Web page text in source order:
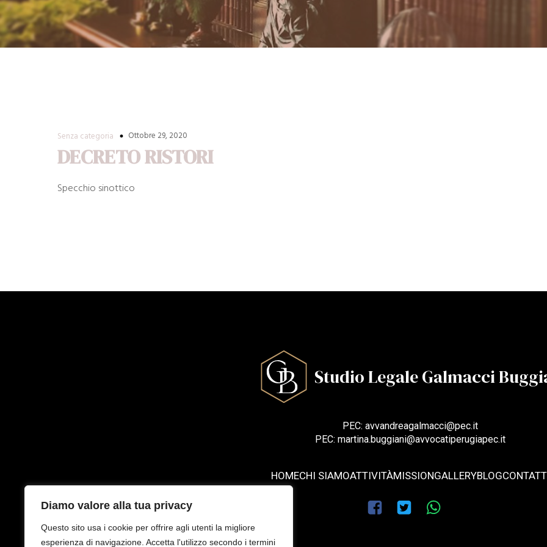
Diamo valore alla tua privacy
Questo sito usa i cookie per offrire agli utenti la migliore
esperienza di navigazione. Accetta l'utilizzo secondo i termini
Senza categoria Ottobre 29, 2020
DECRETO RISTORI
Specchio sinottico
Studio Legale Galmacci
PEC: avvandreagalmacci@pec.it
PEC: martina.buggiani@avvocatiperugiapec.it
HOMECHI SIAMOATTIVITÀMISSIONGALLERYBLOG